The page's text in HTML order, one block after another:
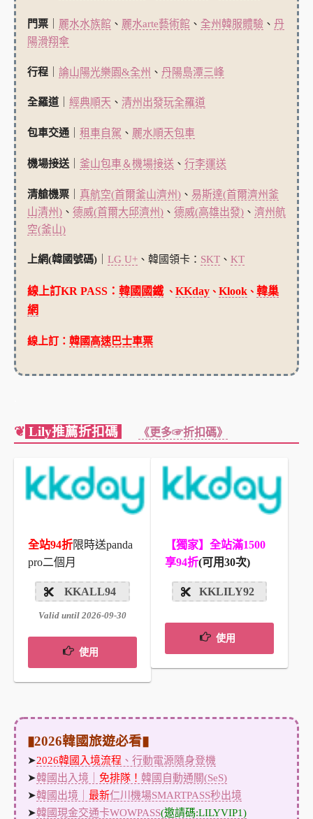
門票｜ 麗水水族館 、 麗水arte藝術館 、 全州韓服體驗、 丹
陽滑翔傘
行程｜ 論山陽光樂園&全州 、 丹陽島潭三峰
全羅道｜ 經典順天 、 清州出發玩全羅道
包車交通｜ 租車自駕 、 麗水順天包車
機場接送｜ 釜山包車＆機場接送 、 行李運送
清艙機票｜ 真航空(首爾釜山濟州)、 易斯達(首爾濟州釜
山清州)、 德威(首爾大邱濟州)、 德威(高雄出發)、 濟州航
空(釜山)
上網(韓國號碼)｜ LG U+、韓國領卡： SKT、 KT
線上訂KR PASS： 韓國國鐵 、 KKday、 Klook、 韓巢
網
線上訂： 韓國高速巴士車票
❦ Lily推薦折扣碼 《更多☞折扣碼》
全站94折限時送panda
pro二個月
KKALL94
Valid until 2026-09-30
使用
【獨家】全站滿1500
享94折(可用30次)
KKLILY92
使用
▮2026韓國旅遊必看▮
➤2026韓國入境流程 、行動電源隨身登機
➤韓國出入境｜ 免排隊！ 韓國自動通關(SeS)
➤韓國出境｜ 最新仁川機場SMARTPASS秒出境
➤韓國現金交通卡WOWPASS(邀請碼:LILYVIP1)